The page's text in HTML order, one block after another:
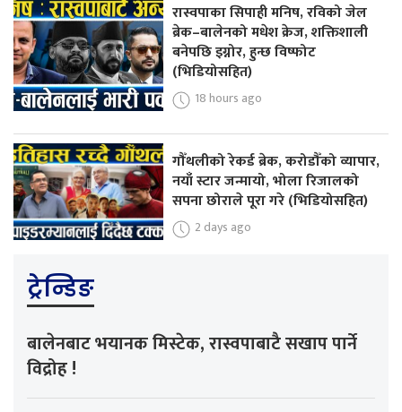
रास्वपाका सिपाही मनिष, रविको जेल
ब्रेक–बालेनको मधेश क्रेज, शक्तिशाली
बनेपछि इग्नोर, हुन्छ विष्फोट
(भिडियोसहित)
18 hours ago
गौँथलीको रेकर्ड ब्रेक, करोडौँको व्यापार,
नयाँ स्टार जन्मायो, भोला रिजालको
सपना छोराले पूरा गरे (भिडियोसहित)
2 days ago
ट्रेन्डिङ
बालेनबाट भयानक मिस्टेक, रास्वपाबाटै सखाप पार्ने
विद्रोह !